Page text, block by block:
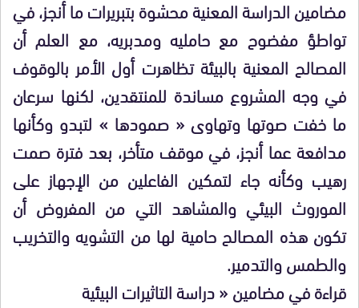
مضامين الدراسة المعنية محشوة بتبريرات ما أنجز، في
تواطؤ مفضوح مع حامليه ومدبريه، مع العلم أن
المصالح المعنية بالبيئة تظاهرت أول الأمر بالوقوف
في وجه المشروع مساندة للمنتقدين، لكنها سرعان
ما خفت صوتها وتهاوى « صمودها » لتبدو وكأنها
مدافعة عما أنجز، في موقف متأخر، بعد فترة صمت
رهيب وكأنه جاء لتمكين الفاعلين من الإجهاز على
الموروث البيئي والمشاهد التي من المفروض أن
تكون هذه المصالح حامية لها من التشويه والتخريب
والطمس والتدمير.
قراءة في مضامين « دراسة التاثيرات البيئية